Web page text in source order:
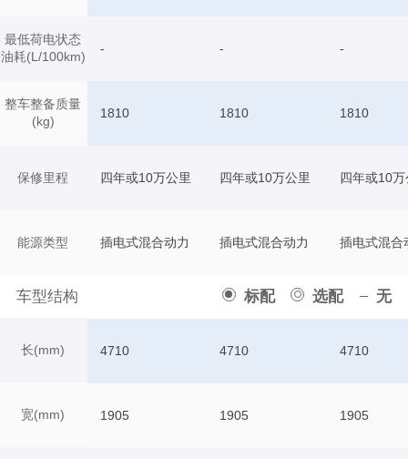
最低荷电状态
油耗(L/100km)
整车整备质量
(kg)
保修里程
能源类型
车型结构 标配 选配 无
长(mm)
宽(mm)
- - -
1810 1810 1810
四年或10万公里 四年或10万公里 四年或10万
插电式混合动力 插电式混合动力 插电式混合
4710 4710 4710
1905 1905 1905